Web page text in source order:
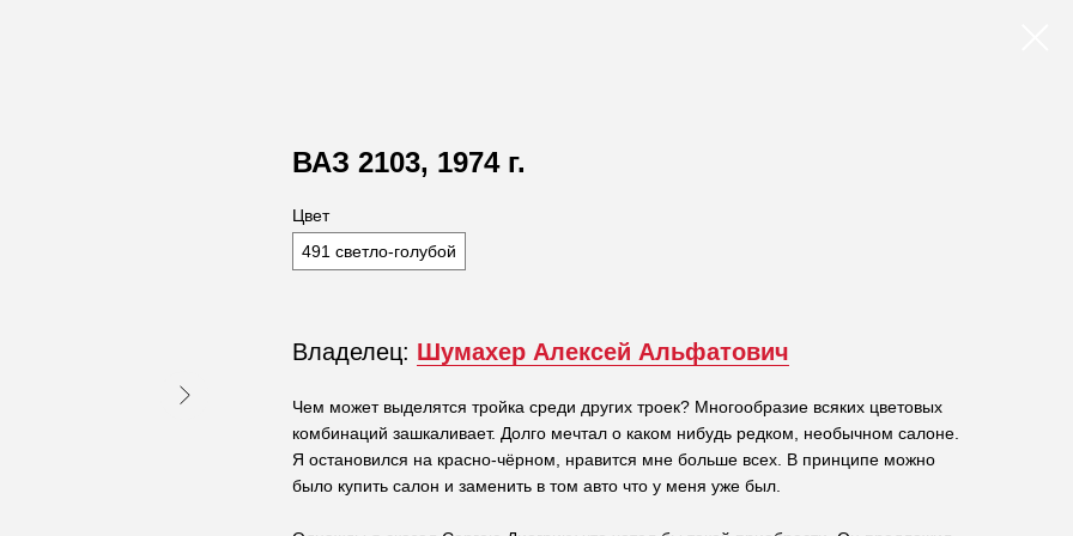
ВАЗ 2103, 1974 г.
Цвет
491 светло-голубой
Владелец: Шумахер Алексей Альфатович
Чем может выделятся тройка среди других троек? Многообразие всяких цветовых
комбинаций зашкаливает. Долго мечтал о каком нибудь редком, необычном салоне.
Я остановился на красно-чёрном, нравится мне больше всех. В принципе можно
было купить салон и заменить в том авто что у меня уже был.